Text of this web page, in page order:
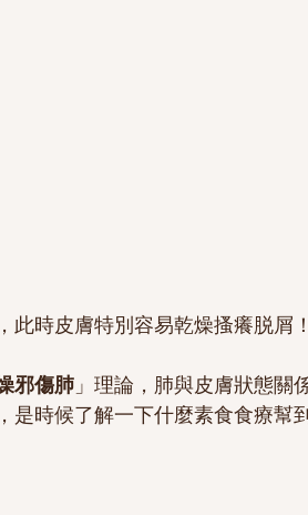
此時皮膚特別容易乾燥搔癢脱屑！
邪傷肺 」理論，肺與皮膚狀態關
是時候了解一下什麼素食食療幫